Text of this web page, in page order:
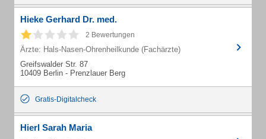
Hieke Gerhard Dr. med.
2 Bewertungen
Ärzte: Hals-Nasen-Ohrenheilkunde (Fachärzte)
Greifswalder Str. 87
10409 Berlin - Prenzlauer Berg
Gratis-Digitalcheck
Hierl Sarah Maria